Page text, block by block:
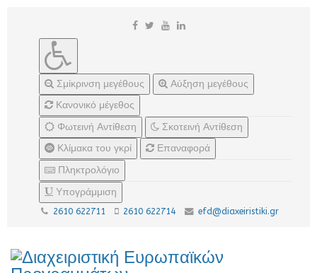
Σμίκρινση μεγέθους
Αύξηση μεγέθους
Κανονικό μέγεθος
Φωτεινή Αντίθεση
Σκοτεινή Αντίθεση
Κλίμακα του γκρί
Επαναφορά
Πληκτρολόγιο
Υπογράμμιση
2610 622711 2610 622714 efd@diaxeiristiki.gr